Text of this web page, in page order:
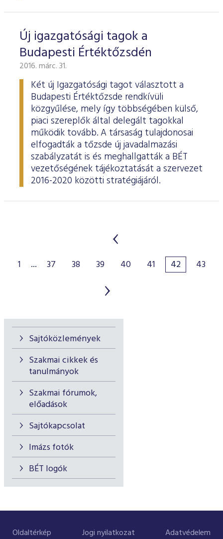
Sajtóközlemények
Szakmai cikkek és
tanulmányok
Szakmai fórumok,
előadások
Sajtókapcsolat
Imázs fotók
BÉT logók
Új igazgatósági tagok a
Budapesti Értéktőzsdén
2016. márc. 31.
Két új Igazgatósági tagot választott a
Budapesti Értéktőzsde rendkívüli
közgyűlése, mely így többségében külső,
piaci szereplők által delegált tagokkal
működik tovább. A társaság tulajdonosai
elfogadták a tőzsde új javadalmazási
szabályzatát is és meghallgatták a BÉT
vezetőségének tájékoztatását a szervezet
2016-2020 közötti stratégiájáról.
1 ... 37 38 39 40 41 42 43
Oldaltérkép Jogi nyilatkozat Adatvédelem